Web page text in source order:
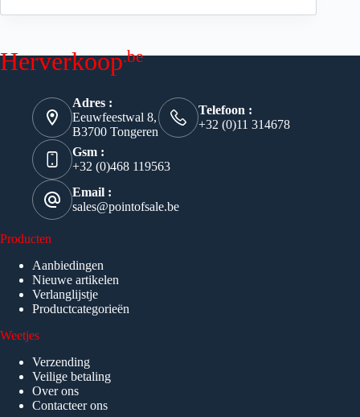
Herverkoop.be
Adres :
Eeuwfeestwal 8,
B3700 Tongeren
Telefoon :
+32 (0)11 314678
Gsm :
+32 (0)468 119563
Email :
sales@pointofsale.be
Producten
Aanbiedingen
Nieuwe artikelen
Verlanglijstje
Productcategorieën
Weetjes
Verzending
Veilige betaling
Over ons
Contacteer ons